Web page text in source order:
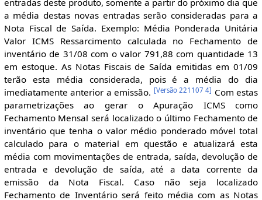
entradas deste produto, somente a partir do próximo dia que
a média destas novas entradas serão consideradas para a
Nota Fiscal de Saída. Exemplo: Média Ponderada Unitária
Valor ICMS Ressarcimento calculada no Fechamento de
inventário de 31/08 com o valor 791,88 com quantidade 13
em estoque. As Notas Fiscais de Saída emitidas em 01/09
terão esta média considerada, pois é a média do dia
imediatamente anterior a emissão. [Versão 221107 4] Com estas
parametrizações ao gerar o Apuração ICMS como
Fechamento Mensal será localizado o último Fechamento de
inventário que tenha o valor médio ponderado móvel total
calculado para o material em questão e atualizará esta
média com movimentações de entrada, saída, devolução de
entrada e devolução de saída, até a data corrente da
emissão da Nota Fiscal. Caso não seja localizado
Fechamento de Inventário será feito média com as Notas